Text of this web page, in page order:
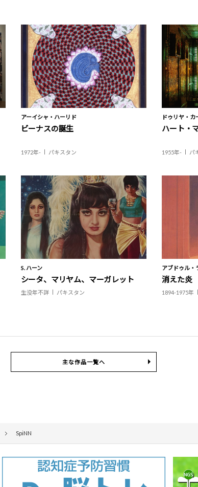
アーイシャ・ハーリド
ビーナスの誕生
1972年- パキスタン
ドゥリヤ・カ
ハート・
1955年- パ
S. ハーン
シータ、マリヤム、マーガレット
生没年不詳 パキスタン
アブドゥル・
消えた炎
1894-1975年
主な作品一覧へ
SpiNN